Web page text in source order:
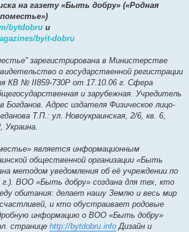
на газету «Быть добру» («Родная
bytdobru и
byit-dobru
зарегистрирована в Министерстве
о государственной регистрации
КВ № ІІ859-730Р от 17.10.06 г. Сфера
и зарубежная. Учредитель
Богданов. Адрес издателя Физическое лицо-
Т.П.: ул. Новоукраинская, 2/6, кв. 6,
Украина.
является информационным
общественной организации «Быть
методом уведомления об её учреждении по
ВОО «Быть добру» создана для тех, кто
обитания: делает нашу Землю и весь мир
счастливей, и кто обустраивает родовые
информацию о ВОО «Быть добру»
странице http://bytdobru.info Дизайн и